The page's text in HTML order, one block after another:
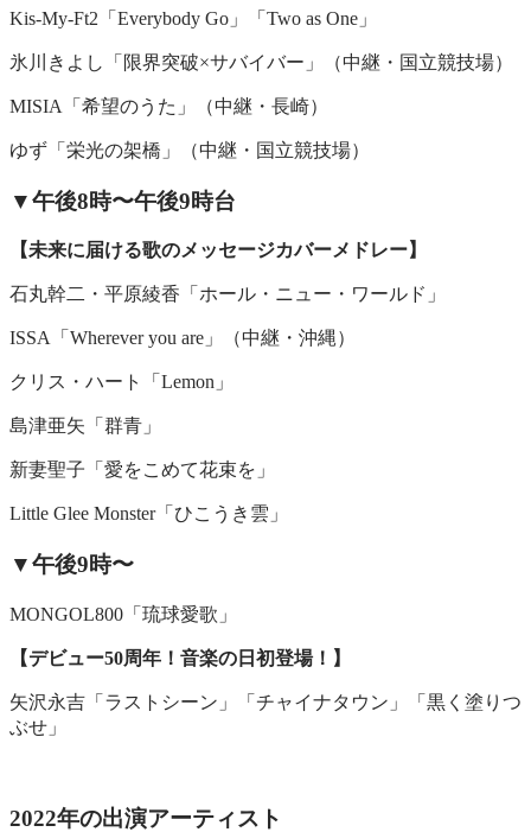
Kis-My-Ft2「Everybody Go」「Two as One」
氷川きよし「限界突破×サバイバー」（中継・国立競技場）
MISIA「希望のうた」（中継・長崎）
ゆず「栄光の架橋」（中継・国立競技場）
▼午後8時〜午後9時台
【未来に届ける歌のメッセージカバーメドレー】
石丸幹二・平原綾香「ホール・ニュー・ワールド」
ISSA「Wherever you are」（中継・沖縄）
クリス・ハート「Lemon」
島津亜矢「群青」
新妻聖子「愛をこめて花束を」
Little Glee Monster「ひこうき雲」
▼午後9時〜
MONGOL800「琉球愛歌」
【デビュー50周年！音楽の日初登場！】
矢沢永吉「ラストシーン」「チャイナタウン」「黒く塗りつ
ぶせ」
2022年の出演アーティスト